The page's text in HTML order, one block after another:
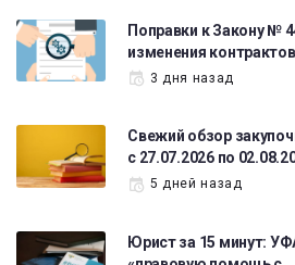
Поправки к Закону №
изменения
3 дня назад
Свежий обзор
с 27.07.2026 по
5 дней назад
Юрист за 15 минут: